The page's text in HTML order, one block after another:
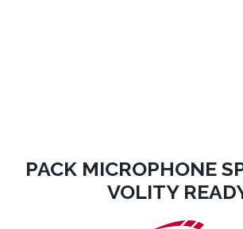
PACK MICROPHONE
VOLITY